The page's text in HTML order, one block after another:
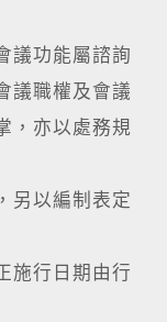
議功能屬諮詢
議職權及會議
，亦以處務規
另以編制表定
施行日期由行